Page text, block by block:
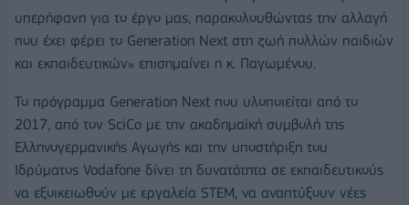
υπερήφανη για το έργο μας, παρακολουθώντας την αλλαγή
που έχει φέρει το Generation Next στη ζωή πολλών παιδιών
και εκπαιδευτικών» επισημαίνει η κ. Παγωμένου.
Το πρόγραμμα Generation Next που υλοποιείται από το
2017, από τον SciCo με την ακαδημαϊκή συμβολή της
Ελληνογερμανικής Αγωγής και την υποστήριξη του
Ιδρύματος Vodafone δίνει τη δυνατότητα σε εκπαιδευτικούς
να εξοικειωθούν με εργαλεία STEM, να αναπτύξουν νέες